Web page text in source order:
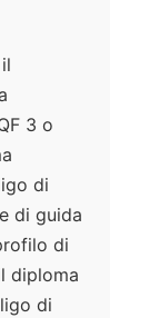
3 o
di
di guida
di
diploma
di